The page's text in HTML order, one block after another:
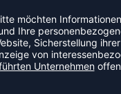
Innenseite für
gedrucktes